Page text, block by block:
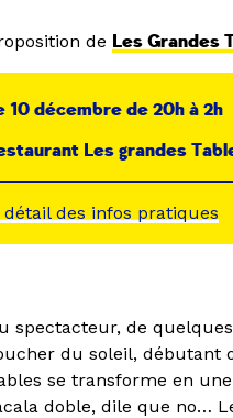
de Les Grandes
10 décembre de 20h à 2h
Les grandes
détail des infos pratiques
spectacteur, de
du soleil, débutant
se transforme en
doble, dile que no…